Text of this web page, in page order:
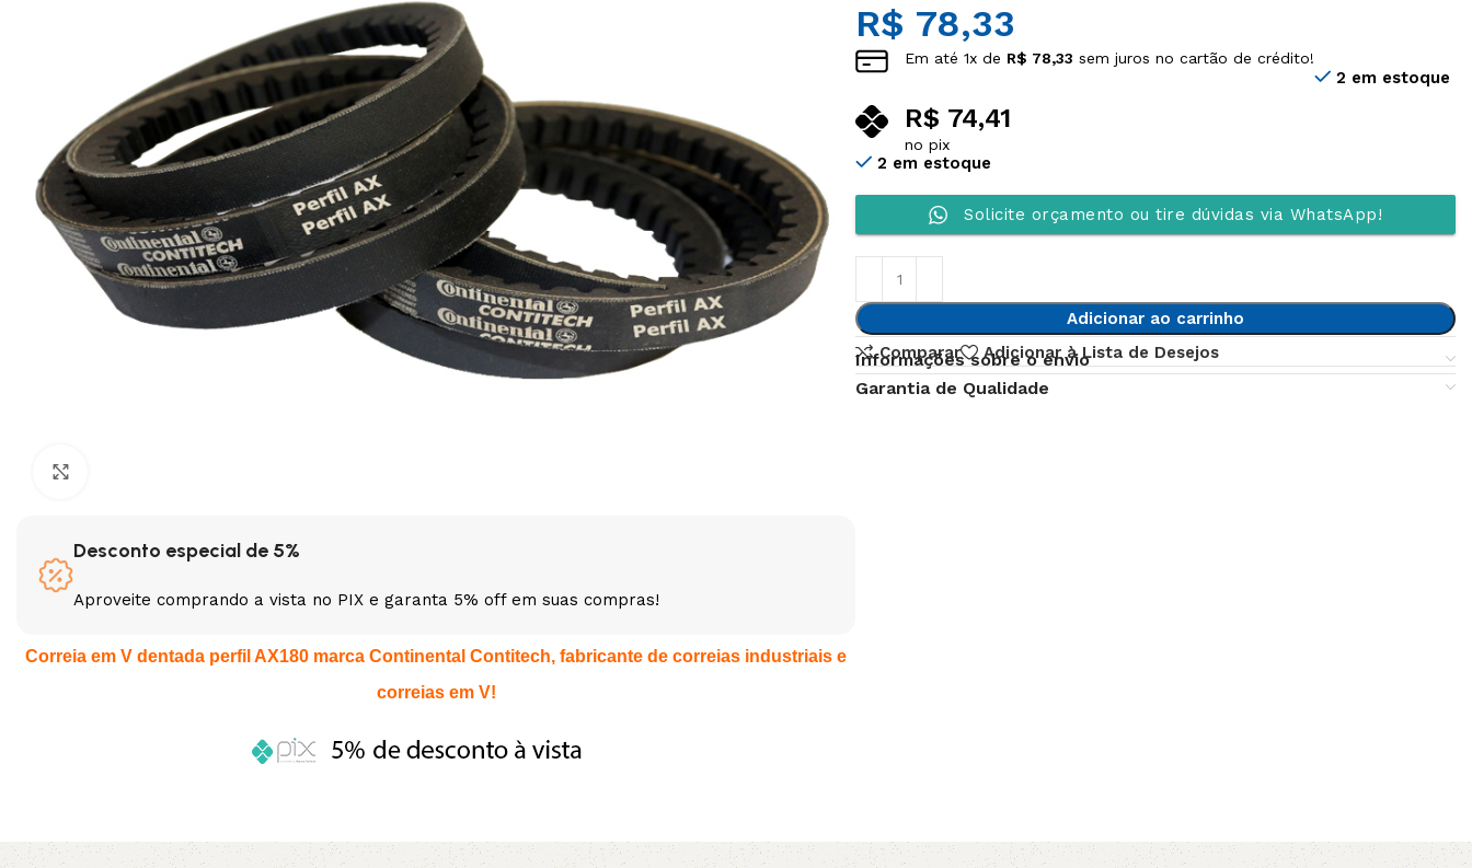
3L 3VX 5V
A AX B BX
XPA XPB XPZ ZX
Desconto especial de 5%
Aproveite comprando a vista no PIX e garanta 5% off em suas compras!
Correia em V dentada perfil AX180 marca Continental Contitech, fabricante de correias industriais e
correias em V!
R$ 78,33
Em até1x de R$ 78,33 sem juros no cartão de crédito!
R$ 74,41
no pix
2 em estoque
2 em estoque
Solicite orçamento ou tire dúvidas via WhatsApp!
Adicionar ao carrinho
Comparar
Adicionar à Lista de Desejos
Informações sobre o envio
Garantia de Qualidade